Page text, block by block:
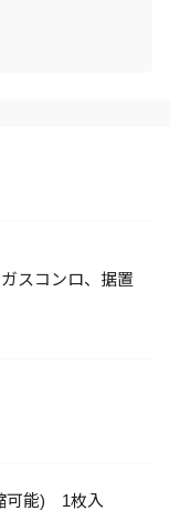
スコンロ、据置
可能) 1枚入